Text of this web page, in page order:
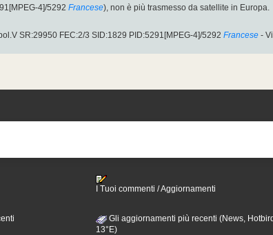
4]/5292 Francese), non è più trasmesso da satellite in Europa.
SR:29950 FEC:2/3 SID:1829 PID:5291[MPEG-4]/5292 Francese -
I Tuoi commenti / Aggiornamenti
Gli aggiornamenti più recenti (News, Hotbird
13°E)